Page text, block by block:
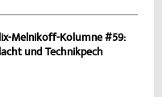
Melnikoff-Kolumne #59:
und Technikpech